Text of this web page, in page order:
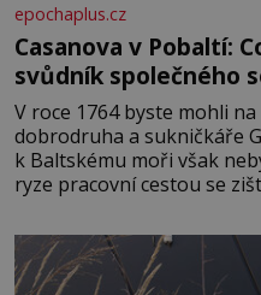
epochaplus.cz
Casanova v Pobaltí:
svůdník společného
V roce 1764 byste mohli
dobrodruha a sukničkáře
k Baltskému moři však
ryze pracovní cestou se
lotyšské Rigy? Casanova
zednářské lóže. Nebyl v
protože do zednářské